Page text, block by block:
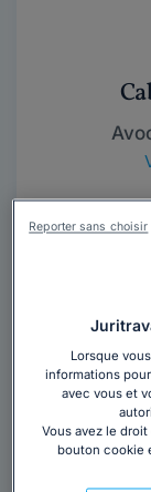
https://
Lorsque
informations
avec vous et
Vous avez le
bouton cookie
Reporter sans choisir